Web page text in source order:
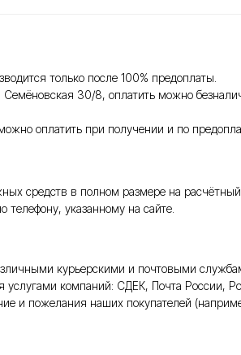
только после 100% предоплаты.
30/8, оплатить можно
оплатить при получении и по
средств в полном размере на
указанному на сайте.
курьерскими и почтовыми
компаний: СДЕК, Почта России,
и пожелания наших покупателей